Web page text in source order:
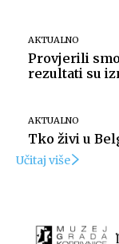
AKTUALNO
Provjerili
rezultati su
AKTUALNO
Tko živi u
Učitaj više